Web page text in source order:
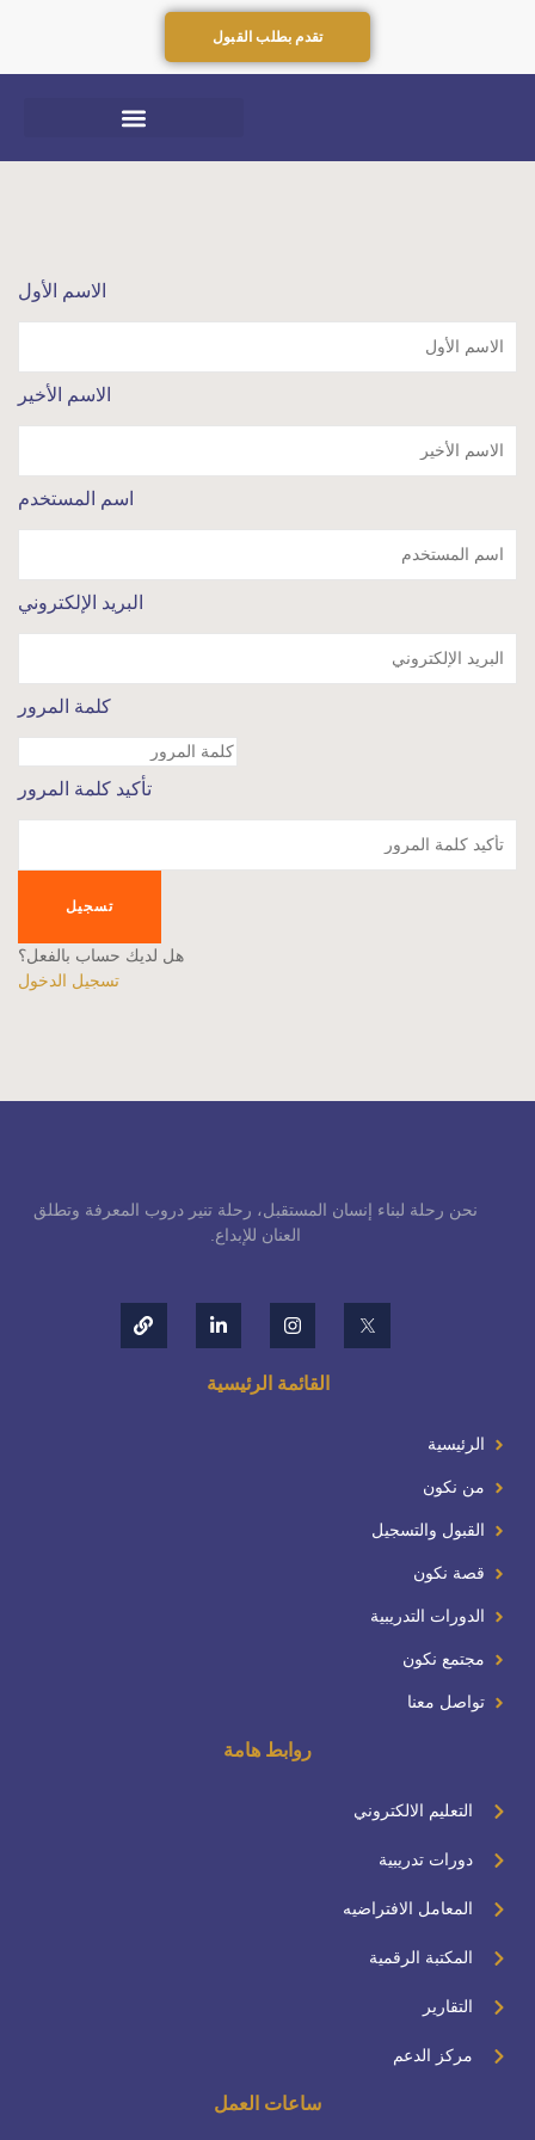
تقدم بطلب القبول
الاسم الأول
الاسم الأخير
اسم المستخدم
البريد الإلكتروني
كلمة المرور
تأكيد كلمة المرور
تسجيل
هل لديك حساب بالفعل؟
تسجيل الدخول
نحن رحلة لبناء إنسان المستقبل، رحلة تنير دروب المعرفة وتطلق
العنان للإبداع.
القائمة الرئيسية
الرئيسية
من نكون
القبول والتسجيل
قصة نكون
الدورات التدريبية
مجتمع نكون
تواصل معنا
روابط هامة
التعليم الالكتروني
دورات تدريبية
المعامل الافتراضيه
المكتبة الرقمية
التقارير
مركز الدعم
ساعات العمل